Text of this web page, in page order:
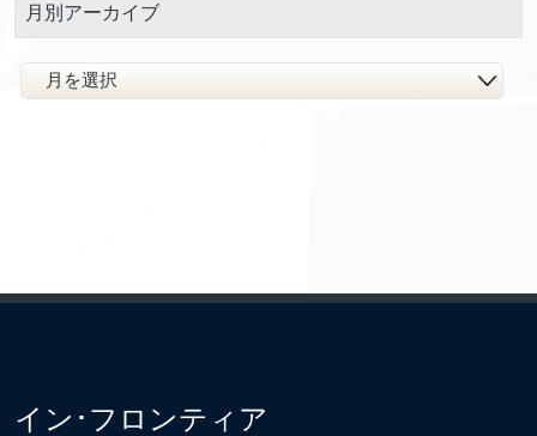
月別アーカイブ
イン･フロンティア